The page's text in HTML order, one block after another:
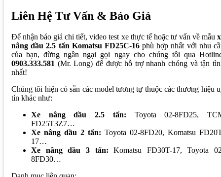
Liên Hệ Tư Vấn & Báo Giá
Để nhận báo giá chi tiết, video test xe thực tế hoặc tư vấn về mẫu
nâng dầu 2.5 tấn Komatsu FD25C-16phù hợp nhất với nhu
của bạn, đừng ngần ngại gọi ngay cho chúng tôi qua
0903.333.581 (Mr. Long) để được hỗ trợ nhanh chóng và tận
nhất!
Chúng tôi hiện có sẵn các model tương tự thuộc các thương hiệu
tín khác như:
Xe nâng dầu 2.5 tấn: Toyota 02-8FD25,
FD25T3Z7…
Xe nâng dầu 2 tấn: Toyota 02-8FD20, Komatsu
17…
Xe nâng dầu 3 tấn: Komatsu FD30T-17, Toyota
8FD30…